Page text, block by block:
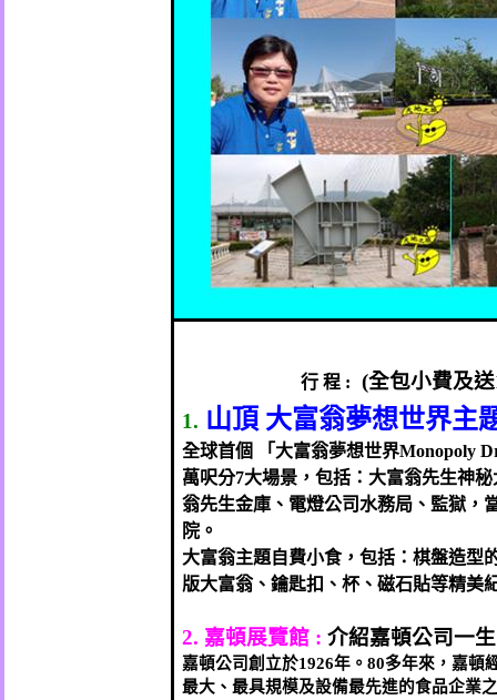
行 程 : (全包小費及送
1. 山頂 大富翁夢想世界主
全球首個 「大富翁夢想世界Monopoly
萬呎分7大場景，包括：大富翁先生神
翁先生金庫、電燈公司水務局、監獄，
院。
大富翁主題自費小食，包括：棋盤造型
版大富翁、鑰匙扣、杯、磁石貼等精美
2. 嘉頓展覽館: 介紹嘉頓公司一
嘉頓公司創立於1926年。 80多年來，嘉頓
最大、最具規模及設備最先進的食品企業